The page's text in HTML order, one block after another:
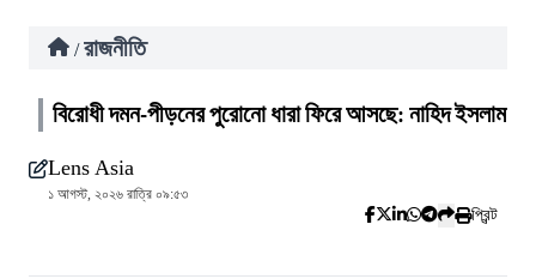
/ রাজনীতি
বিরোধী দমন-পীড়নের পুরোনো ধারা ফিরে আসছে: নাহিদ ইসলাম
Lens Asia
১ আগস্ট, ২০২৬ রাত্রি ০৯:৫৩
প্রিন্ট